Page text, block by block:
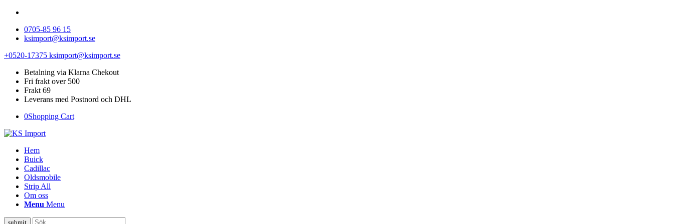
0705-85 96 15
ksimport@ksimport.se
+0520-17375 ksimport@ksimport.se
Betalning via Klarna Chekout
Fri frakt over 500
Frakt 69
Leverans med Postnord och DHL
0Shopping Cart
Hem
Buick
Cadillac
Oldsmobile
Strip All
Om oss
Menu Menu